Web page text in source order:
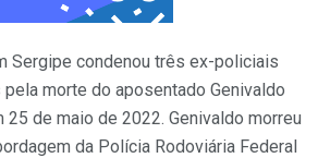
Sergipe condenou três ex-policiais
morte do aposentado Genivaldo
de maio de 2022. Genivaldo morreu
da Polícia Rodoviária Federal